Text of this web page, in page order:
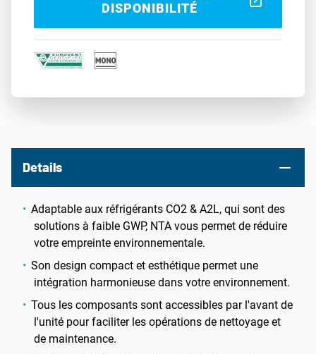
DISPONIBILITÉ
Details
Adaptable aux réfrigérants CO2 & A2L, qui sont des
solutions à faible GWP, NTA vous permet de réduire
votre empreinte environnementale.
Son design compact et esthétique permet une
intégration harmonieuse dans votre environnement.
Tous les composants sont accessibles par l'avant de
l'unité pour faciliter les opérations de nettoyage et
de maintenance.